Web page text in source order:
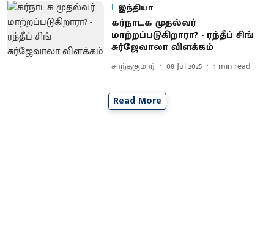
இந்தியா
கர்நாடக முதல்வர்
மாற்றப்படுகிறாரா? - ரந்தீப் சிங்
சுர்ஜேவாலா விளக்கம்
சாந்தகுமார் 08 Jul 2025 1 min read
Read More